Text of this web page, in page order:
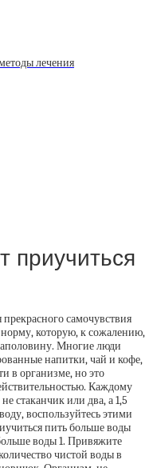
лечения
приучиться
самочувствия
которую, к сожалению,
Многие люди
напитки, чай и кофе,
в организме, но это
Каждому
стаканчик или два, а 1,5
воспользуйтесь этими
1. Привяжите
чистой воды в